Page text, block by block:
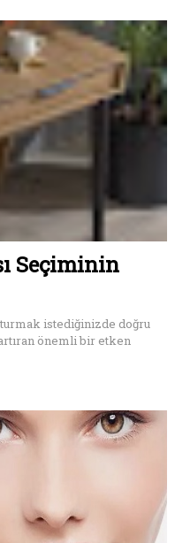
Seçiminin
istediğinizde doğru
önemli bir etken